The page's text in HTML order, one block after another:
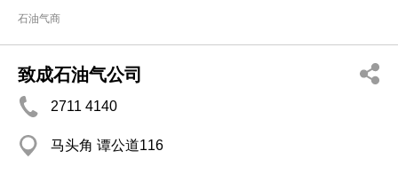
石油气商
致成石油气公司
2711 4140
马头角 谭公道116